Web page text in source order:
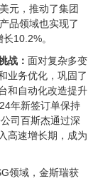
元，推动了集团
品领域也实现了
10.2%。
战： 面对复杂多变
业务优化，巩固了
和自动化改造提升
年新签订单保持
司百斯杰通过深
高速增长期，成为
领域，金斯瑞获